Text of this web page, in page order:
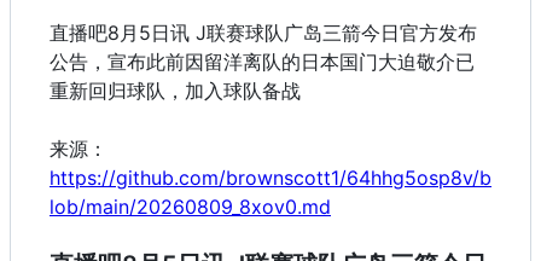
直播吧8月5日讯 J联赛球队广岛三箭今日官方发布
公告，宣布此前因留洋离队的日本国门大迫敬介已
重新回归球队，加入球队备战
来源：
https://github.com/brownscott1/64hhg5osp8v/b
lob/main/20260809_8xov0.md